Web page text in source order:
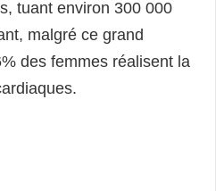
tuant environ 300 000
malgré ce grand
des femmes réalisent la